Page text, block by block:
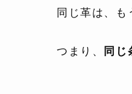
同じ革は、も
つまり、 同じ